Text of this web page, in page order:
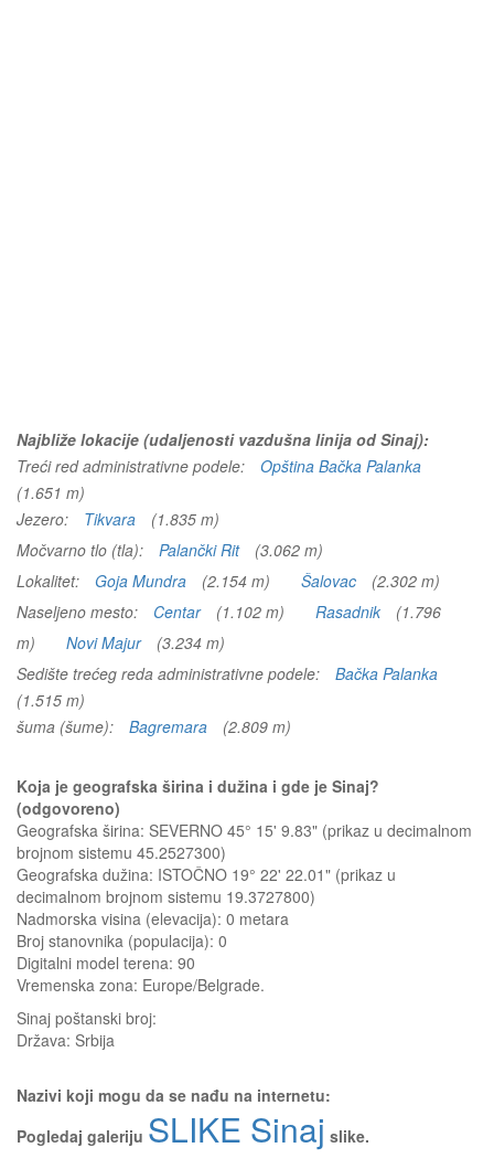
Najbliže lokacije (udaljenosti vazdušna linija od Sinaj):
Treći red administrativne podele:
Opština Bačka Palanka
(1.651 m)
Jezero:
Tikvara
(1.835 m)
Močvarno tlo (tla):
Palančki Rit
(3.062 m)
Lokalitet:
Goja Mundra (2.154 m) Šalovac
(2.302 m)
Naseljeno mesto:
Centar (1.102 m) Rasadnik
(1.796
m)
Novi Majur
(3.234 m)
Sedište trećeg reda administrativne podele:
Bačka Palanka
(1.515 m)
šuma (šume):
Bagremara (2.809 m)
Koja je geografska širina i dužina i gde je Sinaj?
(odgovoreno)
Geografska širina: SEVERNO 45° 15' 9.83" (prikaz u decimalnom
brojnom sistemu 45.2527300)
Geografska dužina: ISTOČNO 19° 22' 22.01" (prikaz u
decimalnom brojnom sistemu 19.3727800)
Nadmorska visina (elevacija): 0 metara
Broj stanovnika (populacija): 0
Digitalni model terena: 90
Vremenska zona: Europe/Belgrade.
Sinaj poštanski broj:
Država: Srbija
Nazivi koji mogu da se nađu na internetu:
Pogledaj galeriju SLIKE Sinaj slike.